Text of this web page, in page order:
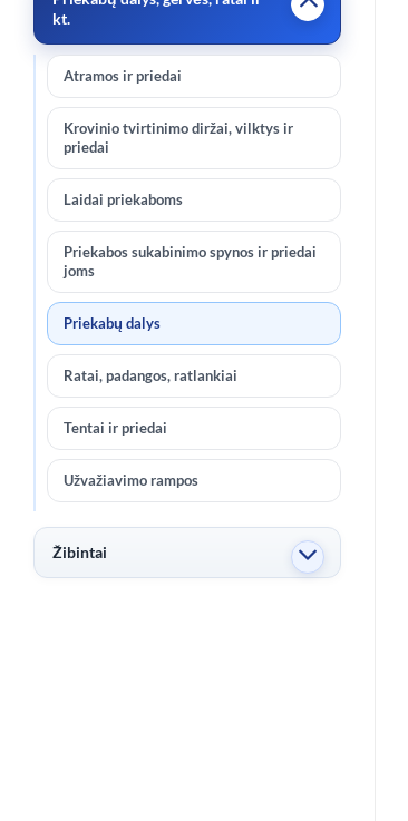
kt.
Atramos ir priedai
Krovinio tvirtinimo diržai, vilktys ir
priedai
Laidai priekaboms
Priekabos sukabinimo spynos ir priedai
joms
Priekabų dalys
Ratai, padangos, ratlankiai
Tentai ir priedai
Užvažiavimo rampos
Žibintai